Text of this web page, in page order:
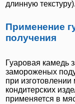
длинную текстуру).
Применение
получения
Гуаровая камедь
замороженых
при
кондитерских
применяется в